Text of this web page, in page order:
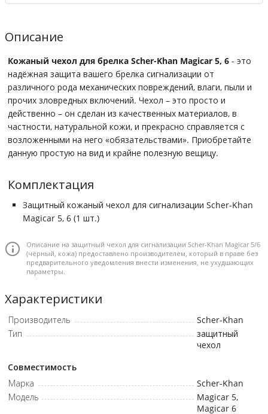
Описание
Кожаный чехол для брелка Scher-Khan Magicar 5, 6 - это
надёжная защита вашего брелка сигнализации от
различного рода механических повреждений, влаги, пыли и
прочих зловредных включений. Чехол – это просто и
действенно – он сделан из качественных материалов, в
частности, натуральной кожи, и прекрасно справляется с
возложенными на него «обязательствами». Приобретайте
данную простую на вид и крайне полезную вещицу.
Комплектация
Защитный кожаный чехол для сигнализации Scher-Khan
Magicar 5, 6 (1 шт.)
Описание на защитный чехол для сигнализации Scher-Khan Magicar 5/6
(чёрный, кожа) предоставлено производителем, который в праве без
предварительного уведомления внести изменения, не ухудшающих
параметры.
Характеристики
Производитель
Scher-Khan
Тип
защитный
чехол
Совместимость
Марка
Scher-Khan
Модель
Magicar 5,
Magicar 6